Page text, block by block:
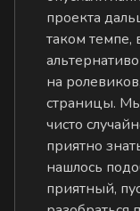
проекта
таком
на
страницы.
чисто
приятно
нашлось
приятный,